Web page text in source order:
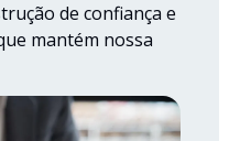
de confiança e
mantém nossa